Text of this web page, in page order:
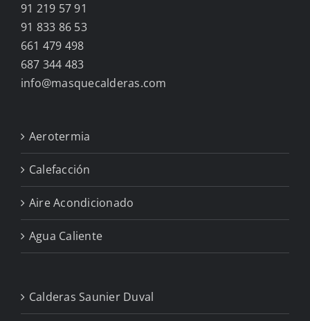
91 219 57 91
91 833 86 53
661 479 498
687 344 483
info@masquecalderas.com
Aerotermia
Calefacción
Aire Acondicionado
Agua Caliente
Calderas Saunier Duval